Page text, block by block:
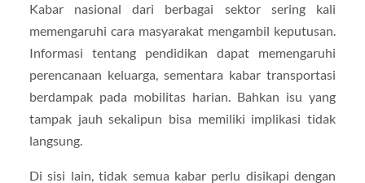
Kabar nasional dari berbagai sektor sering kali
memengaruhi cara masyarakat mengambil keputusan.
Informasi tentang pendidikan dapat memengaruhi
perencanaan keluarga, sementara kabar transportasi
berdampak pada mobilitas harian. Bahkan isu yang
tampak jauh sekalipun bisa memiliki implikasi tidak
langsung.
Di sisi lain, tidak semua kabar perlu disikapi dengan